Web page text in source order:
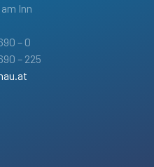
Inn
– 0
– 225